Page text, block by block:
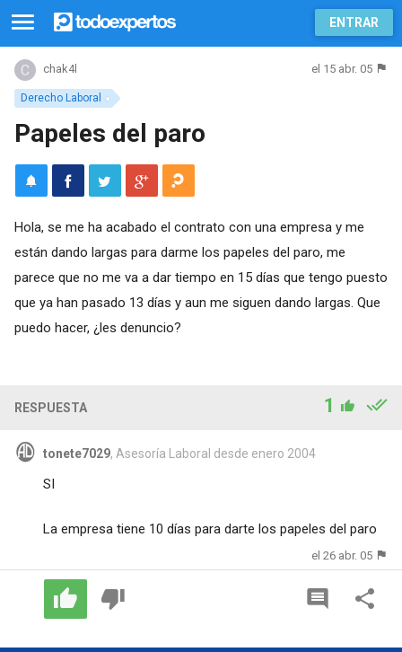
ENTRAR
Derecho Laboral
chak4l el 15 abr. 05
Papeles del paro
Hola, se me ha acabado el contrato con una empresa y me
están dando largas para darme los papeles del paro, me
parece que no me va a dar tiempo en 15 días que tengo puesto
que ya han pasado 13 días y aun me siguen dando largas. Que
puedo hacer, ¿les denuncio?
RESPUESTA 1
tonete7029, Asesoría Laboral desde enero 2004
SI
La empresa tiene 10 días para darte los papeles del paro
el 26 abr. 05